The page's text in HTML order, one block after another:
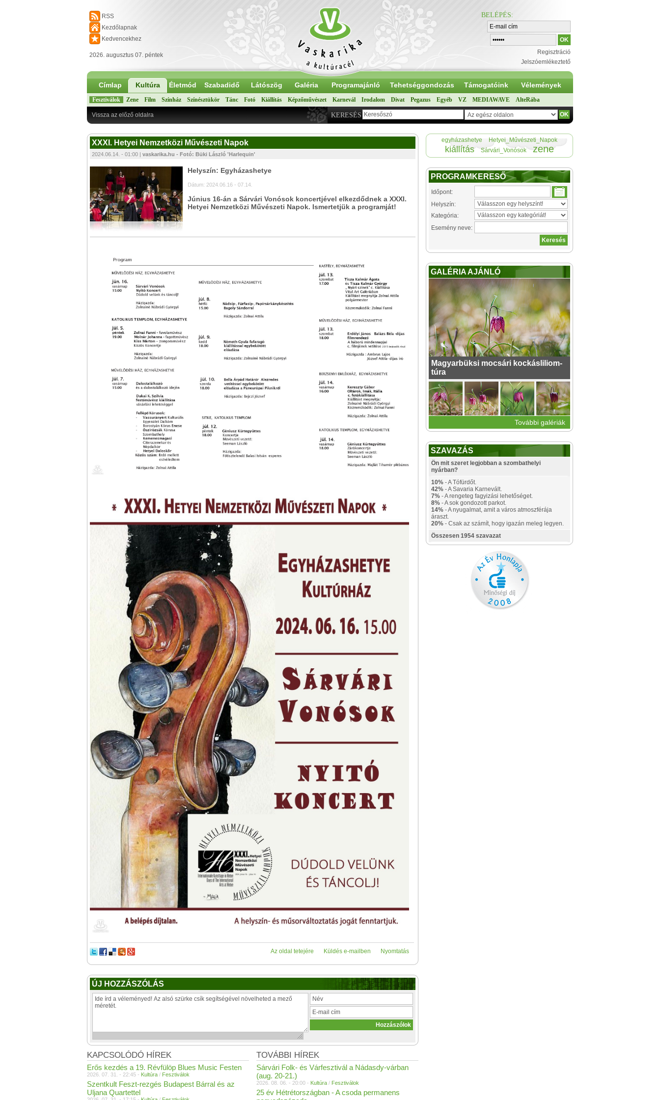
RSS
Kezdőlapnak
Kedvencekhez
2026. augusztus 07. péntek
BELÉPÉS:
Regisztráció
Jelszóemlékeztető
Címlap Kultúra Életmód Szabadidő Látószög Galéria Programajánló Tehetséggondozás Támogatóink Vélemények
Fesztiválok Zene Film Színház Színésztükör Tánc Fotó Kiállítás Képzőművészet Karnevál Irodalom Divat Pegazus Egyéb VZ MEDIAWAVE AlteRába
KERESÉS
Vissza az előző oldalra
XXXI. Hetyei Nemzetközi Művészeti Napok
2024.06.14. - 01:00 | vaskarika.hu - Fotó: Büki László 'Harlequin'
Helyszín: Egyházashetye
Dátum: 2024.06.16 - 07.14.
Június 16-án a Sárvári Vonósok koncertjével elkezdődnek a XXXI.
Hetyei Nemzetközi Művészeti Napok. Ismertetjük a programját!
Nyomtatás
Küldés e-mailben
Az oldal tetejére
ÚJ HOZZÁSZÓLÁS
TOVÁBBI HÍREK
Sárvári Folk- és Várfesztivál a Nádasdy-várban
(aug. 20-21.)
2026. 08. 06. - 20:00 - Kultúra / Fesztiválok
25 év Hétrétországban - A csoda permanens
KAPCSOLÓDÓ HÍREK
Erős kezdés a 19. Révfülöp Blues Music Festen
2026. 07. 31. - 22:45 - Kultúra / Fesztiválok
Szentkult Feszt-rezgés Budapest Bárral és az
Uljana Quartettel
egyházashetye Hetyei_Művészeti_Napok
kiállítás Sárvári_Vonósok zene
PROGRAMKERESŐ
Időpont:
Helyszín:
Kategória:
Esemény neve:
GALÉRIA AJÁNLÓ
Magyarbüksi mocsári kockásliliom-
túra
További galériák
SZAVAZÁS
Ön mit szeret legjobban a szombathelyi
nyárban?
10% - A Tófürdőt.
42% - A Savaria Karnevált.
7% - A rengeteg fagyizási lehetőséget.
8% - A sok gondozott parkot.
14% - A nyugalmat, amit a város atmoszférája
áraszt.
20% - Csak az számít, hogy igazán meleg legyen.
Összesen 1954 szavazat